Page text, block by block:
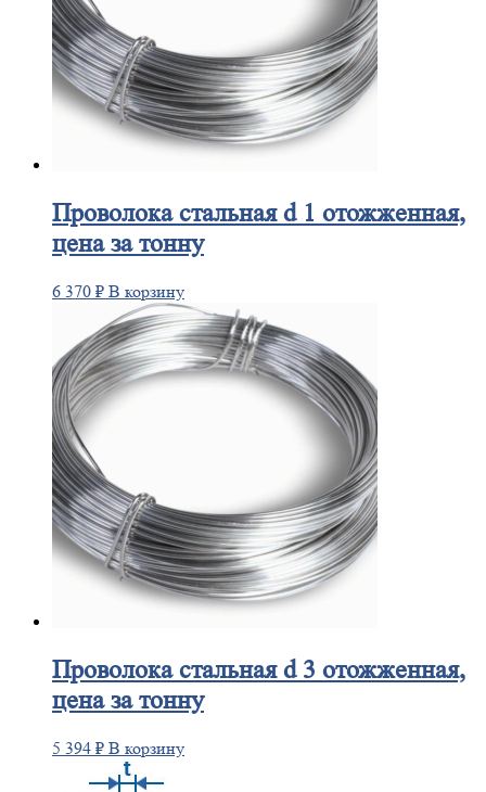
Проволокастальная d 1 отожженная,
цена за тонну
6 370 ₽ В корзину
Проволокастальная d 3 отожженная,
цена за тонну
5 394 ₽ В корзину